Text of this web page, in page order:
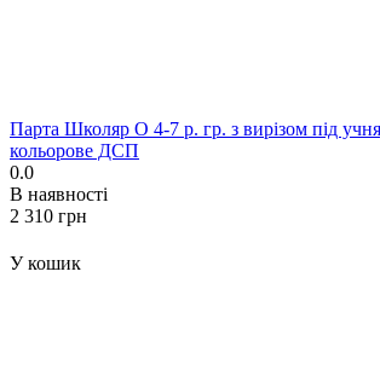
Парта Школяр О 4-7 р. гр. з вирізом під
кольорове ДСП
0.0
В наявності
‍2 310‍ грн
У кошик